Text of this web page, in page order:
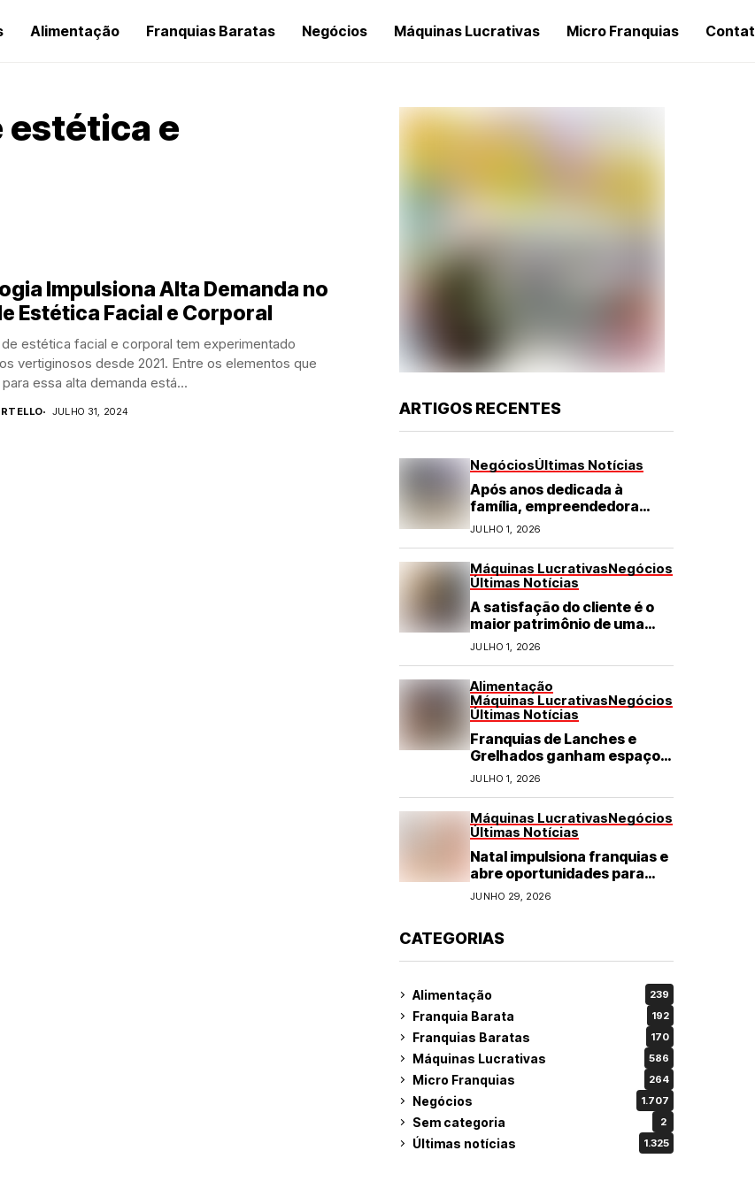
Alimentação Franquias Baratas Negócios Máquinas Lucrativas Micro Franquias
estética e
Impulsiona Alta Demanda no
Estética Facial e Corporal
estética facial e corporal tem experimentado
vertiginosos desde 2021. Entre os elementos que
essa alta demanda está...
JULHO 31, 2024 ARTIGOS RECENTES
NegóciosÚltimas Notícias
Após anos dedicada à
família, empreendedora
transforma franquia de
turismo em negócio de
JULHO 1, 2026
Máquinas LucrativasNegócios
Últimas Notícias
A satisfação do cliente é o
maior patrimônio de uma
franquia
JULHO 1, 2026
Alimentação
Máquinas LucrativasNegócios
Últimas Notícias
Franquias de Lanches e
Grelhados ganham espaço
com demanda por refeições
rápidas e de qualidade
JULHO 1, 2026
Máquinas LucrativasNegócios
Últimas Notícias
Natal impulsiona franquias e
abre oportunidades para
diversos segmentos do
JUNHO 29, 2026
CATEGORIAS
Alimentação 239
Franquia Barata 192
Franquias Baratas 170
Máquinas Lucrativas 586
Micro Franquias 264
Negócios 1.707
Sem categoria 2
Últimas notícias 1.325